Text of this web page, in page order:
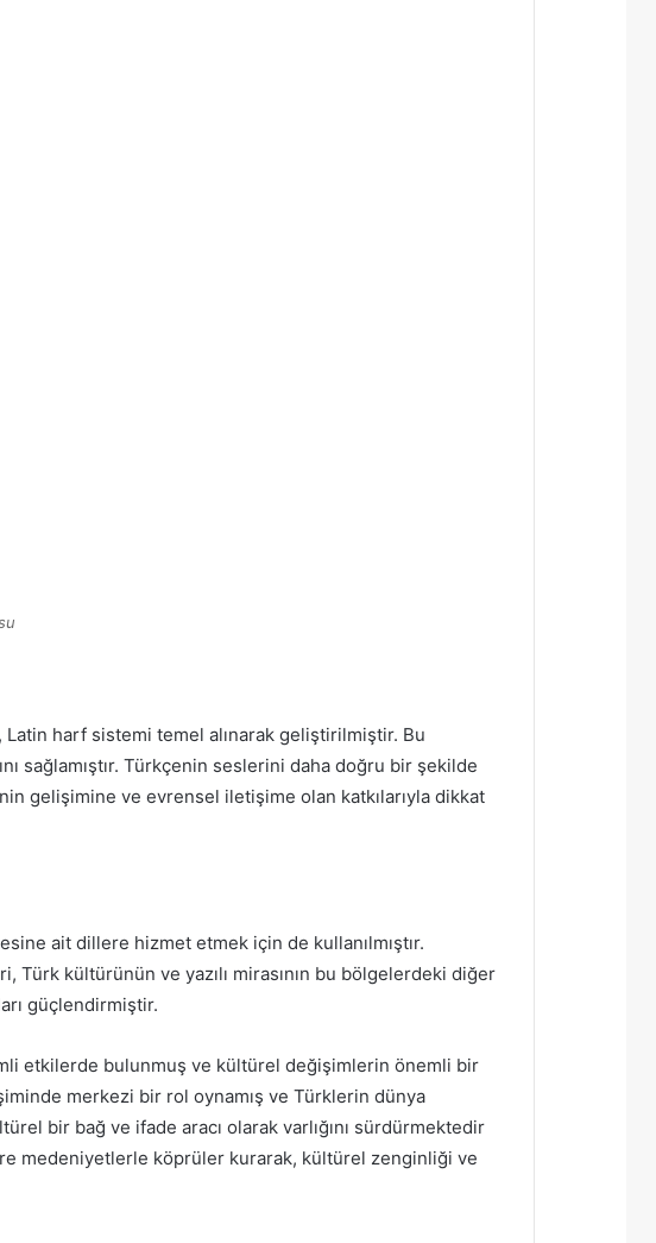
Latin harf sistemi temel alınarak geliştirilmiştir. Bu
sağlamıştır. Türkçenin seslerini daha doğru bir şekilde
gelişimine ve evrensel iletişime olan katkılarıyla dikkat
ait dillere hizmet etmek için de kullanılmıştır.
kültürünün ve yazılı mirasının bu bölgelerdeki diğer
güçlendirmiştir.
etkilerde bulunmuş ve kültürel değişimlerin önemli bir
merkezi bir rol oynamış ve Türklerin dünya
bir bağ ve ifade aracı olarak varlığını sürdürmektedir
medeniyetlerle köprüler kurarak, kültürel zenginliği ve